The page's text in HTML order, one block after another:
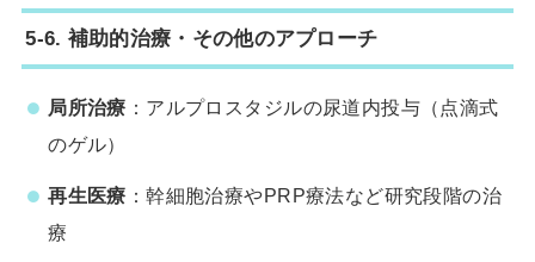
5-6. 補助的治療・その他のアプローチ
局所治療 ：アルプロスタジルの尿道内投与（点滴式
のゲル）
再生医療 ：幹細胞治療やPRP療法など研究段階の治
療